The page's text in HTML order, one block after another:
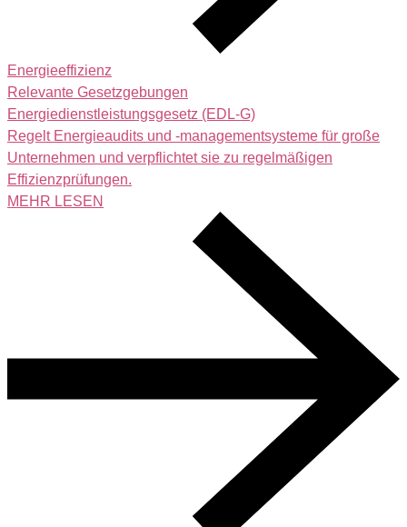
Energieeffizienz
Relevante Gesetzgebungen
Energiedienstleistungsgesetz (EDL‑G)
Regelt Energieaudits und -managementsysteme für große
Unternehmen und verpflichtet sie zu regelmäßigen
Effizienzprüfungen.
MEHR LESEN